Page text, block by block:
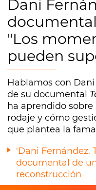
Dani
"Los
pueden
Hablamos con
de su documental
ha aprendido
rodaje y cómo
que plantea la
'Dani Fernández.
documental de
reconstrucción